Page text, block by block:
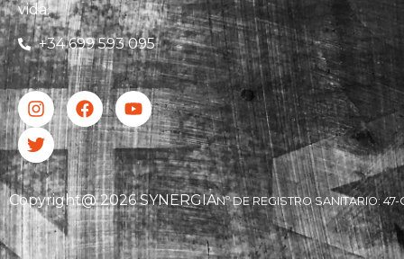
vida.
+34 699 593 095
Copyright@ 2026 SYNERGIANº DE REGISTRO SANITARIO: 47-